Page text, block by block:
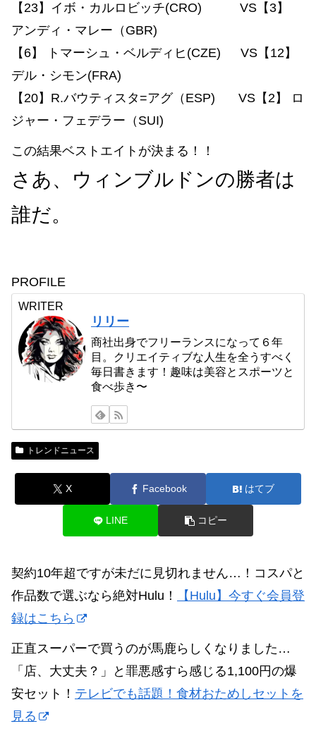
【23】イボ・カルロビッチ(CRO) VS【3】
アンディ・マレー（GBR)
【6】 トマーシュ・ベルディヒ(CZE) VS【12】
デル・シモン(FRA)
【20】R.バウティスタ=アグ（ESP) VS【2】 ロ
ジャー・フェデラー（SUI)
この結果ベストエイトが決まる！！
さあ、ウィンブルドンの勝者は
誰だ。
PROFILE
WRITER
リリー
商社出身でフリーランスになって６年
目。クリエイティブな人生を全うすべく
毎日書きます！趣味は美容とスポーツと
食べ歩き〜
トレンドニュース
X Facebook はてブ
LINE コピー
契約10年超ですが未だに見切れません…！コスパと
作品数で選ぶなら絶対Hulu！
【Hulu】今すぐ会員登
録はこちら
正直スーパーで買うのが馬鹿らしくなりました…
「店、大丈夫？」と罪悪感すら感じる1,100円の爆
安セット！ テレビでも話題！食材おためしセットを
見る